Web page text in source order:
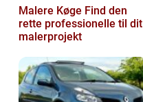
Malere Køge Find den
rette professionelle til dit
malerprojekt